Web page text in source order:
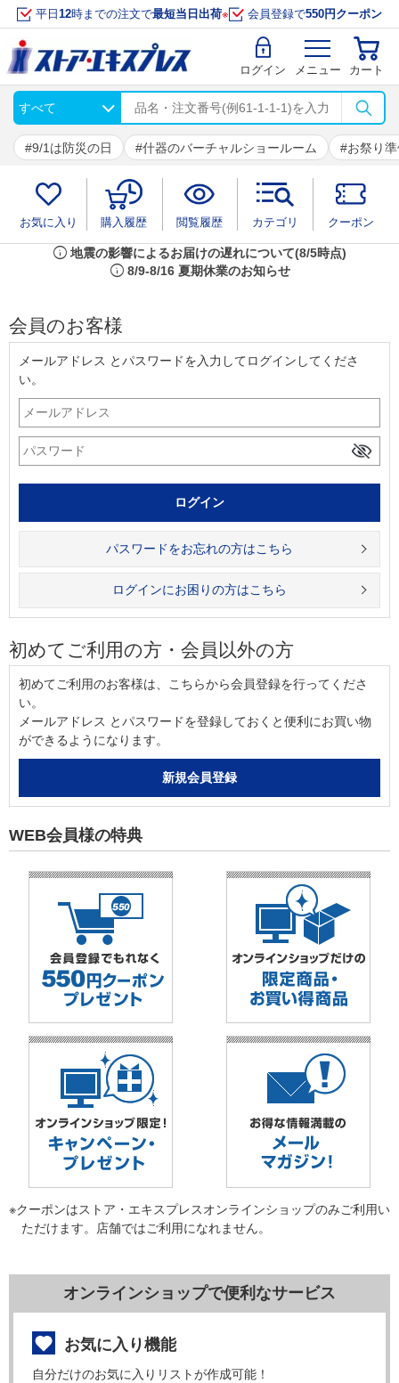
平日 12時までの注文で最短当日出荷※ 会員登録で550円クーポン
ログイン メニュー カート
9/1は防災の日 什器のバーチャルショールーム お祭り
お気に入り 購入履歴 閲覧履歴 カテゴリ クーポン
info 地震の影響によるお届けの遅れについて(8/5時点)
info 8/9-8/16 夏期休業のお知らせ
会員のお客様
メールアドレス とパスワードを入力してログインしてくださ
い。
パスワードをお忘れの方はこちら
ログインにお困りの方はこちら
初めてご利用の方・会員以外の方
初めてご利用のお客様は、こちらから会員登録を行ってくださ
い。
メールアドレス とパスワードを登録しておくと便利にお買い物
ができるようになります。
WEB会員様の特典
※クーポンはストア・エキスプレスオンラインショップのみご利用い
ただけます。店舗ではご利用になれません。
オンラインショップで便利なサービス
お気に入り機能
自分だけのお気に入りリストが作成可能！